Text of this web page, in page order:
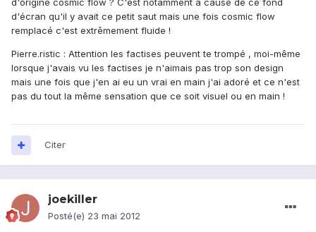
d'origine cosmic flow ? C'est notamment à cause de ce fond
d'écran qu'il y avait ce petit saut mais une fois cosmic flow
remplacé c'est extrêmement fluide !
Pierre.ristic : Attention les factises peuvent te trompé , moi-même
lorsque j'avais vu les factises je n'aimais pas trop son design
mais une fois que j'en ai eu un vrai en main j'ai adoré et ce n'est
pas du tout la même sensation que ce soit visuel ou en main !
Citer
joekiller
Posté(e) 23 mai 2012